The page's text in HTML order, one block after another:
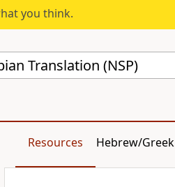
you think.
Translation (NSP)
Resources Hebrew/Greek